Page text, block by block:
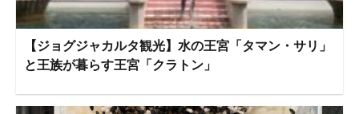
【ジョグジャカルタ観光】水の王宮「タマン・サリ」
と王族が暮らす王宮「クラトン」